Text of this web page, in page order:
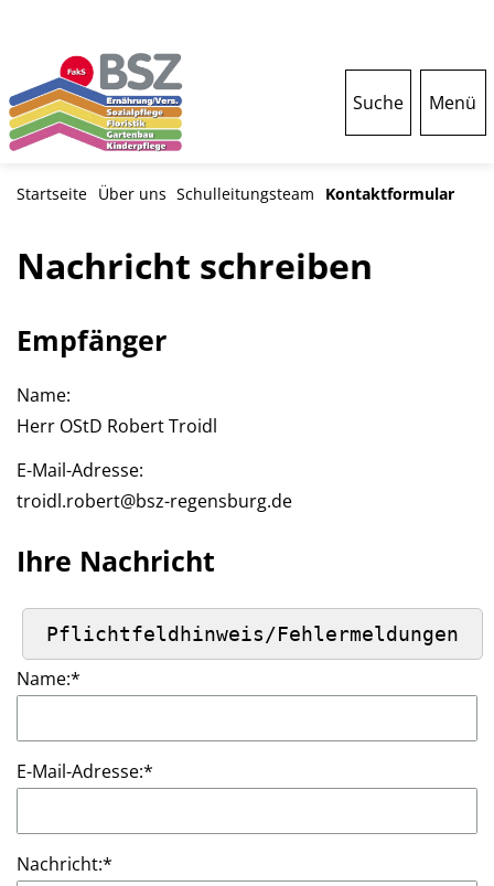
Suche Menü
Startseite Über uns Schulleitungsteam Kontaktformular
Nachricht schreiben
Empfänger
Name:
Herr OStD Robert Troidl
E-Mail-Adresse:
troidl.robert@bsz-regensburg.de
Ihre Nachricht
Name:*
E-Mail-Adresse:*
Nachricht:*